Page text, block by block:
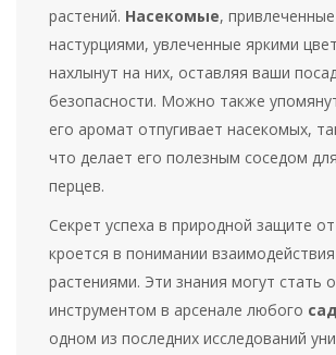
растений. Насекомые, привлеченные
настурциями, увлеченные яркими
нахлынут на них, оставляя ваши
безопасности. Можно также
его аромат отпугивает насекомых,
что делает его полезным соседом
перцев.
Секрет успеха в природной защите
кроется в понимании
растениями. Эти знания могут стать
инструментом в арсенале любого
одном из последних исследований